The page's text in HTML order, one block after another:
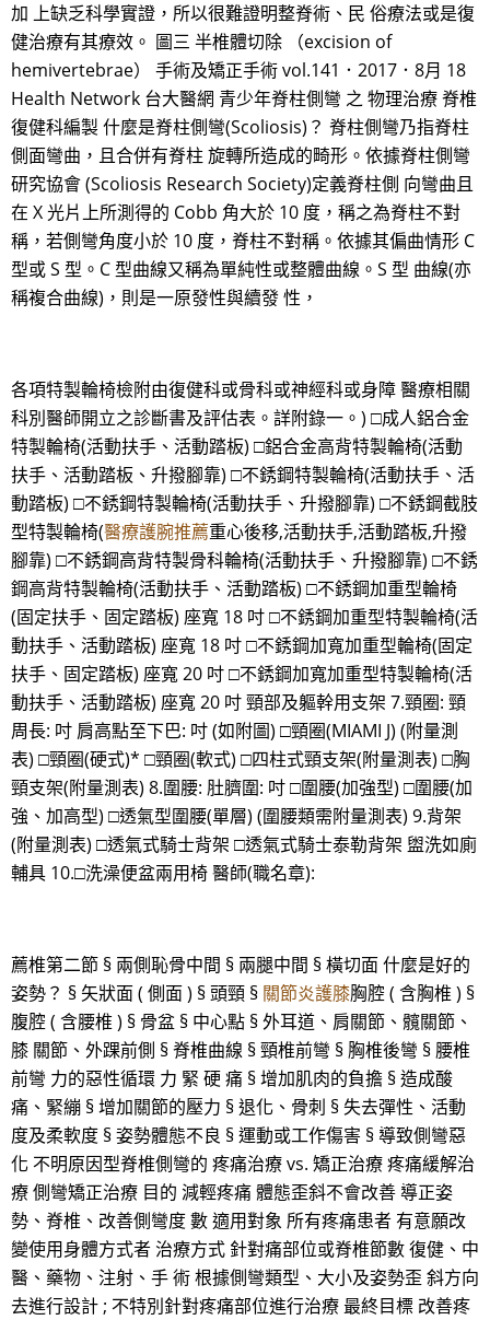
加 上缺乏科學實證，所以很難證明整脊術、民 俗療法或是復
健治療有其療效。 圖三 半椎體切除 （excision of
hemivertebrae） 手術及矯正手術 vol.141．2017．8月 18
Health Network 台大醫網 青少年脊柱側彎 之 物理治療 脊椎
復健科編製 什麼是脊柱側彎(Scoliosis)？ 脊柱側彎乃指脊柱
側面彎曲，且合併有脊柱 旋轉所造成的畸形。依據脊柱側彎
研究協會 (Scoliosis Research Society)定義脊柱側 向彎曲且
在 X 光片上所測得的 Cobb 角大於 10 度，稱之為脊柱不對
稱，若側彎角度小於 10 度，脊柱不對稱。依據其偏曲情形 C
型或 S 型。C 型曲線又稱為單純性或整體曲線。S 型 曲線(亦
稱複合曲線)，則是一原發性與續發 性，
各項特製輪椅檢附由復健科或骨科或神經科或身障 醫療相關
科別醫師開立之診斷書及評估表。詳附錄一。) □成人鋁合金
特製輪椅(活動扶手、活動踏板) □鋁合金高背特製輪椅(活動
扶手、活動踏板、升撥腳靠) □不銹鋼特製輪椅(活動扶手、活
動踏板) □不銹鋼特製輪椅(活動扶手、升撥腳靠) □不銹鋼截肢
型特製輪椅(醫療護腕推薦重心後移,活動扶手,活動踏板,升撥
腳靠) □不銹鋼高背特製骨科輪椅(活動扶手、升撥腳靠) □不銹
鋼高背特製輪椅(活動扶手、活動踏板) □不銹鋼加重型輪椅
(固定扶手、固定踏板) 座寬 18 吋 □不銹鋼加重型特製輪椅(活
動扶手、活動踏板) 座寬 18 吋 □不銹鋼加寬加重型輪椅(固定
扶手、固定踏板) 座寬 20 吋 □不銹鋼加寬加重型特製輪椅(活
動扶手、活動踏板) 座寬 20 吋 頸部及軀幹用支架 7.頸圈: 頸
周長: 吋 肩高點至下巴: 吋 (如附圖) □頸圈(MIAMI J) (附量測
表) □頸圈(硬式)* □頸圈(軟式) □四柱式頸支架(附量測表) □胸
頸支架(附量測表) 8.圍腰: 肚臍圍: 吋 □圍腰(加強型) □圍腰(加
強、加高型) □透氣型圍腰(單層) (圍腰類需附量測表) 9.背架
(附量測表) □透氣式騎士背架 □透氣式騎士泰勒背架 盥洗如廁
輔具 10.□洗澡便盆兩用椅 醫師(職名章):
薦椎第二節 § 兩側恥骨中間 § 兩腿中間 § 橫切面 什麼是好的
姿勢？ § 矢狀面 ( 側面 ) § 頭頸 § 關節炎護膝胸腔 ( 含胸椎 ) §
腹腔 ( 含腰椎 ) § 骨盆 § 中心點 § 外耳道、肩關節、髖關節、
膝 關節、外踝前側 § 脊椎曲線 § 頸椎前彎 § 胸椎後彎 § 腰椎
前彎 力的惡性循環 力 緊 硬 痛 § 增加肌肉的負擔 § 造成酸
痛、緊繃 § 增加關節的壓力 § 退化、骨刺 § 失去彈性、活動
度及柔軟度 § 姿勢體態不良 § 運動或工作傷害 § 導致側彎惡
化 不明原因型脊椎側彎的 疼痛治療 vs. 矯正治療 疼痛緩解治
療 側彎矯正治療 目的 減輕疼痛 體態歪斜不會改善 導正姿
勢、脊椎、改善側彎度 數 適用對象 所有疼痛患者 有意願改
變使用身體方式者 治療方式 針對痛部位或脊椎節數 復健、中
醫、藥物、注射、手 術 根據側彎類型、大小及姿勢歪 斜方向
去進行設計 ; 不特別針對疼痛部位進行治療 最終目標 改善疼